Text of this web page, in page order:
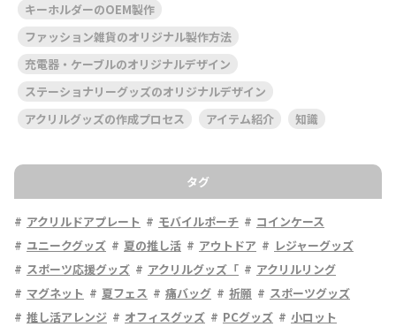
キーホルダーのOEM製作
ファッション雑貨のオリジナル製作方法
充電器・ケーブルのオリジナルデザイン
ステーショナリーグッズのオリジナルデザイン
アクリルグッズの作成プロセス
アイテム紹介 知識
タグ
アクリルドアプレート モバイルポーチ
コインケース
ユニークグッズ
夏の推し活 アウトドア
レジャーグッズ
スポーツ応援グッズ
アクリルグッズ「
アクリルリング
マグネット
夏フェス 痛バッグ 祈願
スポーツグッズ
推し活アレンジ
オフィスグッズ PCグッズ
小ロット